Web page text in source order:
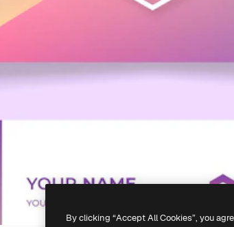
By clicking “Accept All Cookies”, you